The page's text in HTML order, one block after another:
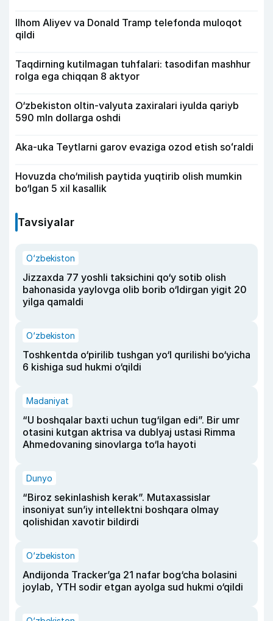
Ilhom Aliyev va Donald Tramp telefonda muloqot
qildi
Taqdirning kutilmagan tuhfalari: tasodifan mashhur
rolga ega chiqqan 8 aktyor
O‘zbekiston oltin-valyuta zaxiralari iyulda qariyb
590 mln dollarga oshdi
Aka-uka Teytlarni garov evaziga ozod etish soʻraldi
Hovuzda cho‘milish paytida yuqtirib olish mumkin
bo‘lgan 5 xil kasallik
Tavsiyalar
O‘zbekiston
Jizzaxda 77 yoshli taksichini qo‘y sotib olish
bahonasida yaylovga olib borib o‘ldirgan yigit 20
yilga qamaldi
O‘zbekiston
Toshkentda o‘pirilib tushgan yo‘l qurilishi bo‘yicha
6 kishiga sud hukmi o‘qildi
Madaniyat
“U boshqalar baxti uchun tug‘ilgan edi”. Bir umr
otasini kutgan aktrisa va dublyaj ustasi Rimma
Ahmedovaning sinovlarga to‘la hayoti
Dunyo
“Biroz sekinlashish kerak”. Mutaxassislar
insoniyat sun’iy intellektni boshqara olmay
qolishidan xavotir bildirdi
O‘zbekiston
Andijonda Tracker’ga 21 nafar bog‘cha bolasini
joylab, YTH sodir etgan ayolga sud hukmi o‘qildi